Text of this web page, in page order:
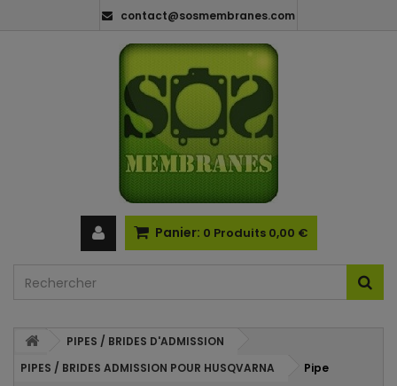
contact@sosmembranes.com
Panier: 0 Produits 0,00 €
PIPES / BRIDES D'ADMISSION
PIPES / BRIDES ADMISSION POUR HUSQVARNA
Pipe